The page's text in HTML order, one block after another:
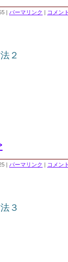
| パーマリンク | コメン
２
| パーマリンク | コメン
３